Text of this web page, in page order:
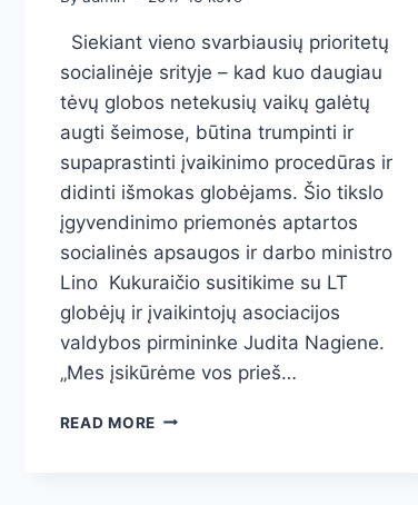
Siekiant vieno svarbiausių prioritetų
socialinėje srityje – kad kuo daugiau
tėvų globos netekusių vaikų galėtų
augti šeimose, būtina trumpinti ir
supaprastinti įvaikinimo procedūras ir
didinti išmokas globėjams. Šio tikslo
įgyvendinimo priemonės aptartos
socialinės apsaugos ir darbo ministro
Lino Kukuraičio susitikime su LT
globėjų ir įvaikintojų asociacijos
valdybos pirmininke Judita Nagiene.
„Mes įsikūrėme vos prieš…
READ MOREASOCIACIJOS